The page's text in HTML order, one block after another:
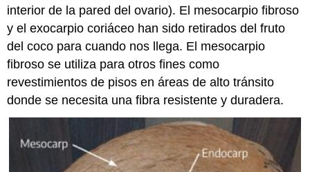
interior de la pared del ovario). El mesocarpio fibroso
y el exocarpio coriáceo han sido retirados del fruto
del coco para cuando nos llega. El mesocarpio
fibroso se utiliza para otros fines como
revestimientos de pisos en áreas de alto tránsito
donde se necesita una fibra resistente y duradera.